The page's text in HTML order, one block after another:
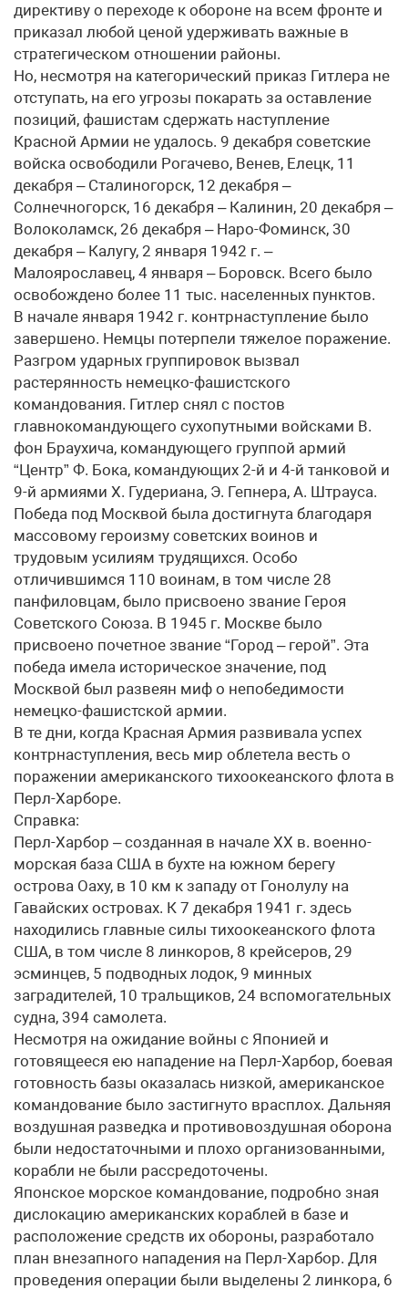
директиву о переходе к обороне на всем фронте и
приказал любой ценой удерживать важные в
стратегическом отношении районы.
Но, несмотря на категорический приказ Гитлера не
отступать, на его угрозы покарать за оставление
позиций, фашистам сдержать наступление
Красной Армии не удалось. 9 декабря советские
войска освободили Рогачево, Венев, Елецк, 11
декабря – Сталиногорск, 12 декабря –
Солнечногорск, 16 декабря – Калинин, 20 декабря –
Волоколамск, 26 декабря – Наро-Фоминск, 30
декабря – Калугу, 2 января 1942 г. –
Малоярославец, 4 января – Боровск. Всего было
освобождено более 11 тыс. населенных пунктов.
В начале января 1942 г. контрнаступление было
завершено. Немцы потерпели тяжелое поражение.
Разгром ударных группировок вызвал
растерянность немецко-фашистского
командования. Гитлер снял с постов
главнокомандующего сухопутными войсками В.
фон Браухича, командующего группой армий
“Центр” Ф. Бока, командующих 2-й и 4-й танковой и
9-й армиями Х. Гудериана, Э. Гепнера, А. Штрауса.
Победа под Москвой была достигнута благодаря
массовому героизму советских воинов и
трудовым усилиям трудящихся. Особо
отличившимся 110 воинам, в том числе 28
панфиловцам, было присвоено звание Героя
Советского Союза. В 1945 г. Москве было
присвоено почетное звание “Город – герой”. Эта
победа имела историческое значение, под
Москвой был развеян миф о непобедимости
немецко-фашистской армии.
В те дни, когда Красная Армия развивала успех
контрнаступления, весь мир облетела весть о
поражении американского тихоокеанского флота в
Перл-Харборе.
Справка:
Перл-Харбор – созданная в начале ХХ в. военно-
морская база США в бухте на южном берегу
острова Оаху, в 10 км к западу от Гонолулу на
Гавайских островах. К 7 декабря 1941 г. здесь
находились главные силы тихоокеанского флота
США, в том числе 8 линкоров, 8 крейсеров, 29
эсминцев, 5 подводных лодок, 9 минных
заградителей, 10 тральщиков, 24 вспомогательных
судна, 394 самолета.
Несмотря на ожидание войны с Японией и
готовящееся ею нападение на Перл-Харбор, боевая
готовность базы оказалась низкой, американское
командование было застигнуто врасплох. Дальняя
воздушная разведка и противовоздушная оборона
были недостаточными и плохо организованными,
корабли не были рассредоточены.
Японское морское командование, подробно зная
дислокацию американских кораблей в базе и
расположение средств их обороны, разработало
план внезапного нападения на Перл-Харбор. Для
проведения операции были выделены 2 линкора, 6